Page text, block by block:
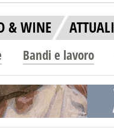
& WINE
Bandi e lavoro